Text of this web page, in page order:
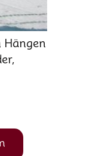
Hängen